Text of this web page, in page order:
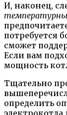
И, наконец,
потребуется
сможет
Если вам
мощность
Тщательно
определить